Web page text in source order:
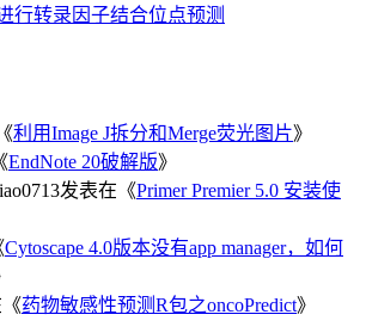
行转录因子结合位点预测
利用Image J拆分和Merge荧光图片》
EndNote 20破解版》
发表在《Primer Premier 5.0 安装使
Cytoscape 4.0版本没有app manager，如何
药物敏感性预测R包之oncoPredict》